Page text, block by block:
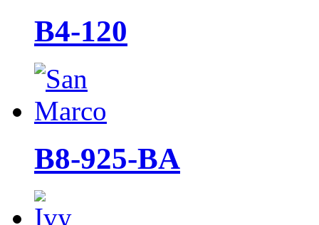
B4-120
B8-925-BA